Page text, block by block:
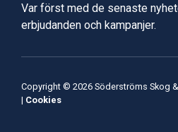
Var först med de senaste
erbjudanden och kampanjer.
Copyright © 2026 Söderströms Skog
| Cookies